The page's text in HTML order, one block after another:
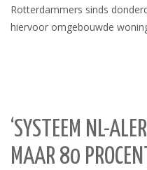
Rotterdammers sinds
hiervoor omgebouwde
‘SYSTEEM NL-
MAAR 80